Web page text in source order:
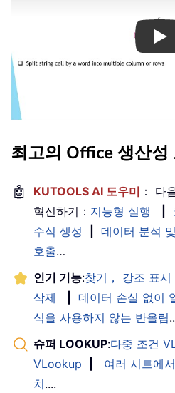
Play
최고의 Office 생산성
🤖 KUTOOLS AI 도우미 ： 다
혁신하기： 지능형 실행
수식 생성
데이터 분석
호출…
인기 기능:찾기， 강조 표
삭제
데이터 손실 없이
식을 사용하지 않는 반올림
슈퍼 LOOKUP:다중 조건
VLookup
여러 시트에
치....